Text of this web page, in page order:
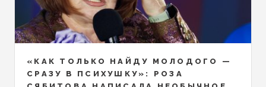
«КАК ТОЛЬКО НАЙДУ МОЛОДОГО —
СРАЗУ В ПСИХУШКУ»: РОЗА